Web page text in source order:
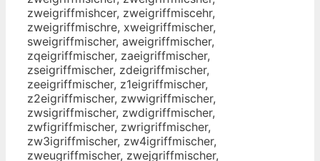
zweigriffmishcer, zweigriffmiscehr,
zweigriffmischre, xweigriffmischer,
sweigriffmischer, aweigriffmischer,
zqeigriffmischer, zaeigriffmischer,
zseigriffmischer, zdeigriffmischer,
zeeigriffmischer, z1eigriffmischer,
z2eigriffmischer, zwwigriffmischer,
zwsigriffmischer, zwdigriffmischer,
zwfigriffmischer, zwrigriffmischer,
zw3igriffmischer, zw4igriffmischer,
zweugriffmischer, zwejgriffmischer,